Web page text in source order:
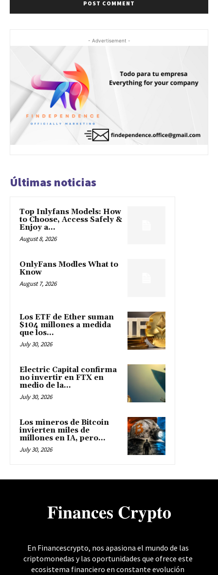
- Advertisement -
Últimas noticias
Top Inlyfans Models: How
to Choose, Access Safely &
Enjoy a...
August 8, 2026
OnlyFans Modles What to
Know
August 7, 2026
Los ETF de Ether suman
$104 millones a medida
que los...
July 30, 2026
Electric Capital confirma
no invertir en FTX en
medio de la...
July 30, 2026
Los mineros de Bitcoin
invierten miles de
millones en IA, pero...
July 30, 2026
𝐅𝐢𝐧𝐚𝐧𝐜𝐞𝐬 𝐂𝐫𝐲𝐩𝐭𝐨
En Financescrypto, nos apasiona el mundo de las
criptomonedas y las oportunidades que ofrece este
ecosistema financiero en constante evolución